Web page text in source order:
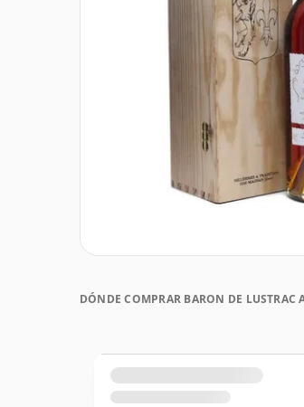
DÓNDE COMPRAR BARON DE LUSTRAC